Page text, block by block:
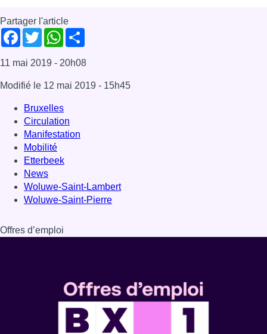
Partager l'article
Facebook
TwitterWhatsApp
11 mai 2019 - 20h08
Modifié le 12 mai 2019 - 15h45
Bruxelles
Circulation
Manifestation
Mobilité
Etterbeek
News
Woluwe-Saint-Lambert
Woluwe-Saint-Pierre
Offres d’emploi